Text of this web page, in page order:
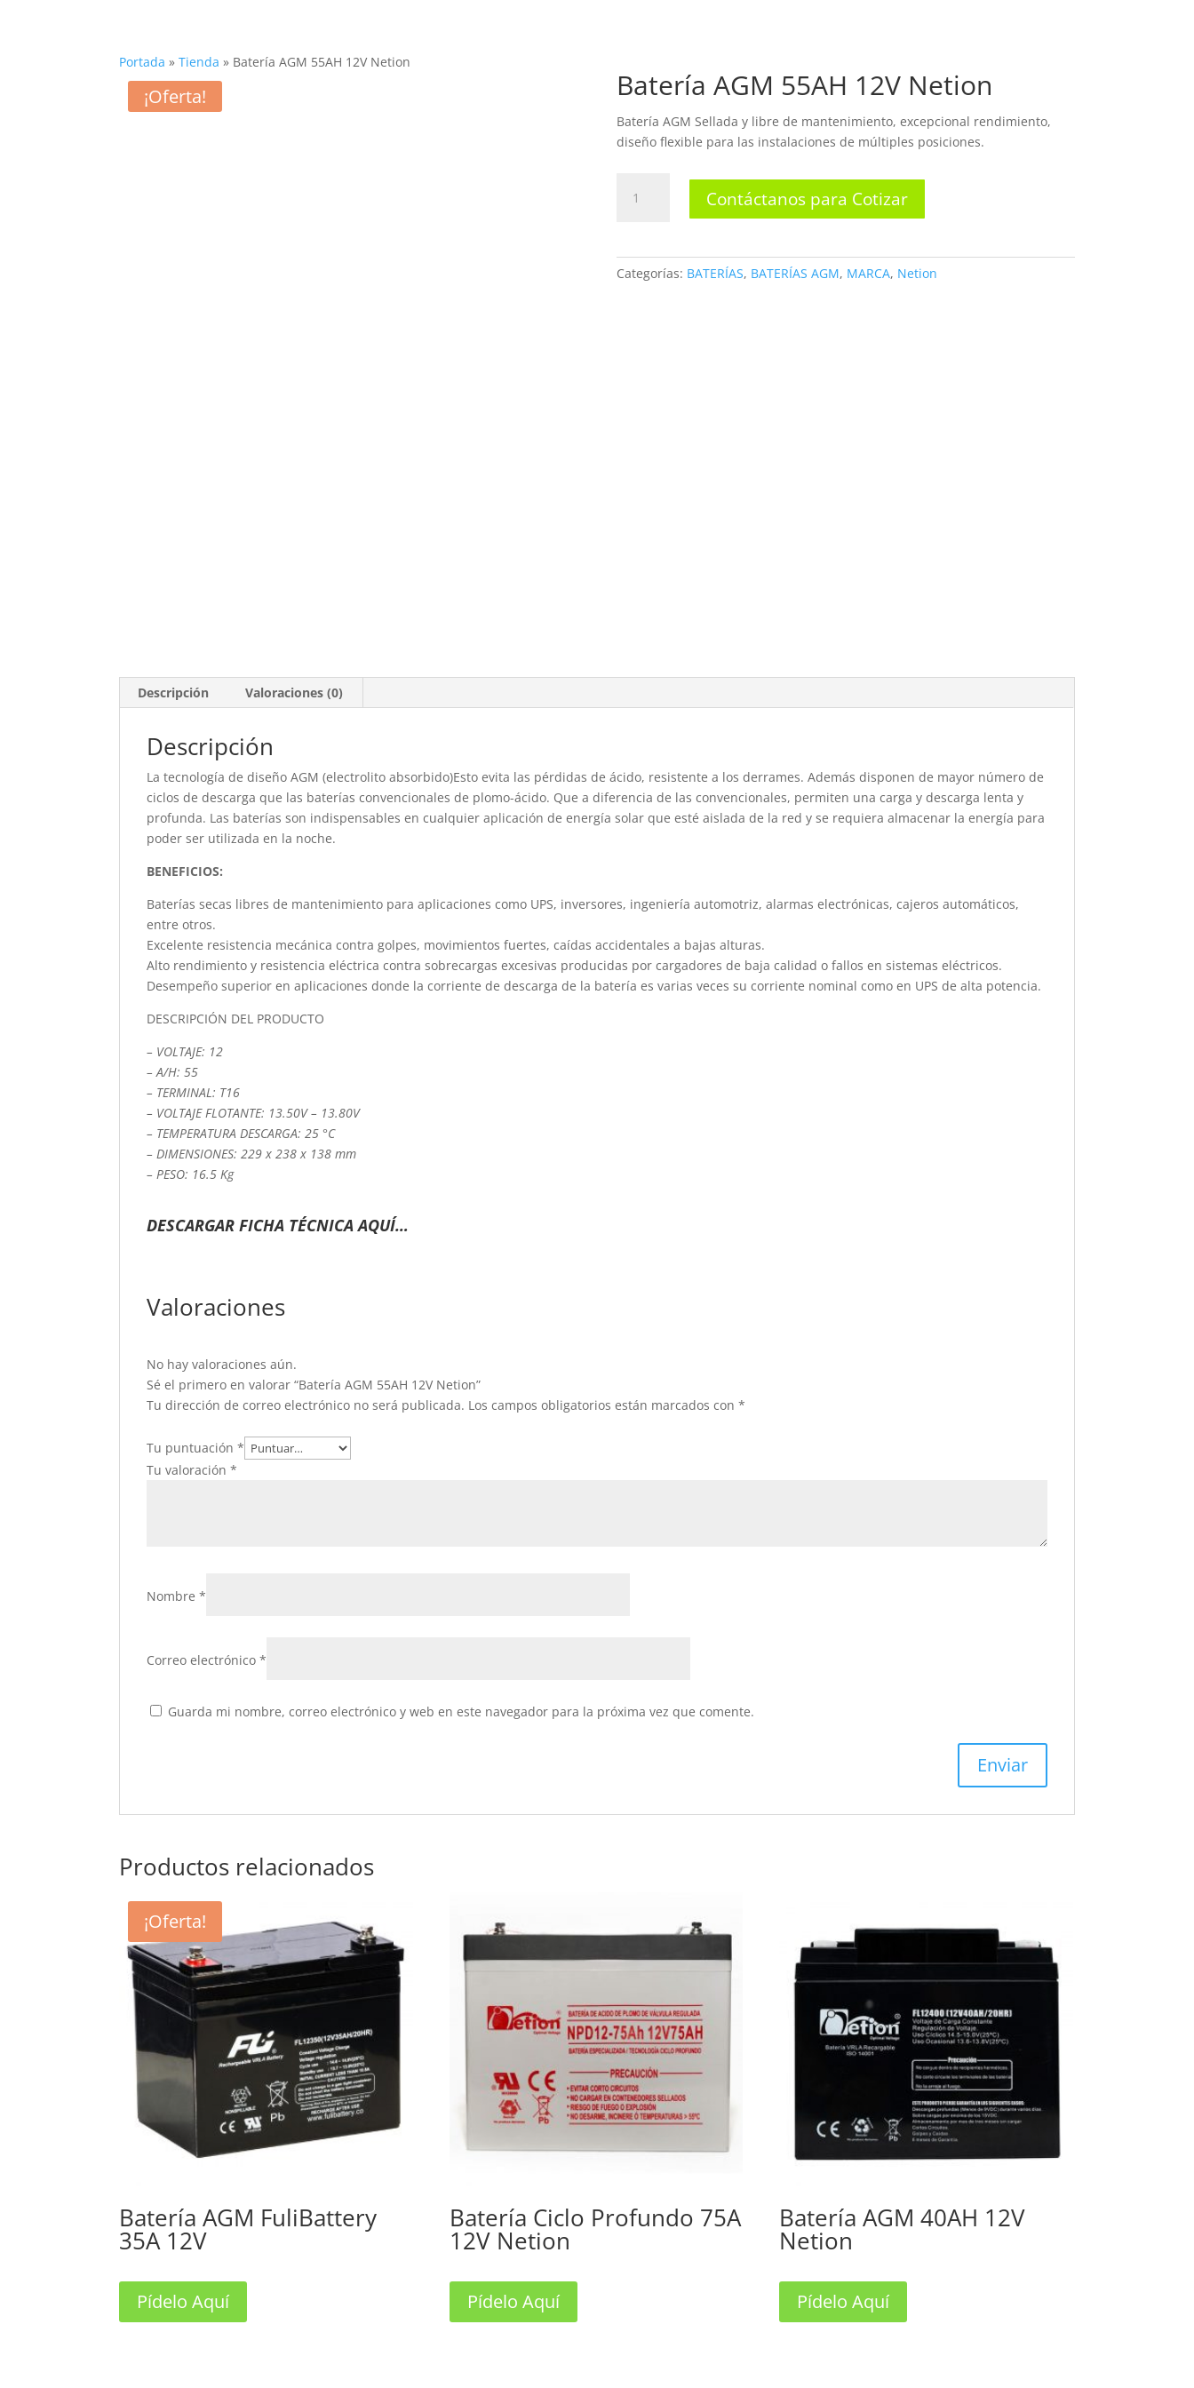
Portada »Tienda » Batería AGM 55AH 12V Netion
¡Oferta! Batería AGM 55AH 12V Netion
Batería AGM Sellada y libre de mantenimiento, excepcional rendimiento,
diseño flexible para las instalaciones de múltiples posiciones.
AGM
cantidad
Contáctanos para Cotizar
Categorías: BATERÍAS, BATERÍAS AGM, MARCA, Netion
Descripción Valoraciones (0)
Descripción
La tecnología de diseño AGM (electrolito absorbido)Esto evita las pérdidas de ácido, resistente a los derrames. Además disponen de mayor número de
ciclos de descarga que las baterías convencionales de plomo-ácido. Que a diferencia de las convencionales, permiten una carga y descarga lenta y
profunda. Las baterías son indispensables en cualquier aplicación de energía solar que esté aislada de la red y se requiera almacenar la energía para
poder ser utilizada en la noche.
BENEFICIOS:
Baterías secas libres de mantenimiento para aplicaciones como UPS, inversores, ingeniería automotriz, alarmas electrónicas, cajeros automáticos,
entre otros.
Excelente resistencia mecánica contra golpes, movimientos fuertes, caídas accidentales a bajas alturas.
Alto rendimiento y resistencia eléctrica contra sobrecargas excesivas producidas por cargadores de baja calidad o fallos en sistemas eléctricos.
Desempeño superior en aplicaciones donde la corriente de descarga de la batería es varias veces su corriente nominal como en UPS de alta potencia.
DESCRIPCIÓN DEL PRODUCTO
– VOLTAJE: 12
– A/H: 55
– TERMINAL: T16
– VOLTAJE FLOTANTE: 13.50V – 13.80V
– TEMPERATURA DESCARGA: 25 °C
– DIMENSIONES: 229 x 238 x 138 mm
– PESO: 16.5 Kg
DESCARGAR FICHA TÉCNICA AQUÍ…
Valoraciones
No hay valoraciones aún.
Sé el primero en valorar “Batería AGM 55AH 12V Netion”
Tu dirección de correo electrónico no será publicada. Los campos obligatorios están marcados con*
Tu puntuación*
Tu valoración*
Nombre*
Correo electrónico*
Guarda mi nombre, correo electrónico y web en este navegador para la próxima vez que comente.
Productos relacionados
¡Oferta!
Batería AGM FuliBattery
35A 12V
Pídelo Aquí
Batería Ciclo Profundo 75A
12V Netion
Pídelo Aquí
Batería AGM 40AH 12V
Netion
Pídelo Aquí